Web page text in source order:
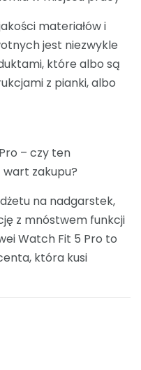
materiałów i
jest niezwykle
które albo są
z pianki, albo
– czy ten
zakupu?
na nadgarstek,
z mnóstwem funkcji
Watch Fit 5 Pro to
która kusi